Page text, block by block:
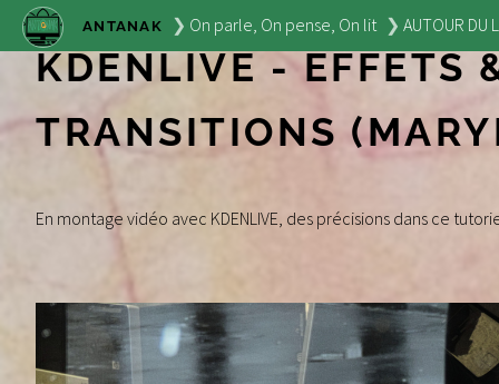
ANTANAK On parle, On pense, On lit AUTOUR DU
KDENLIVE - EFFETS
TRANSITIONS
En montage vidéo avec KDENLIVE, des précisions dans ce